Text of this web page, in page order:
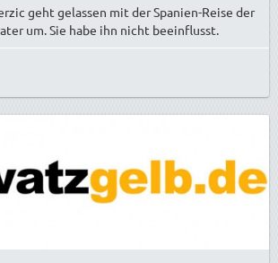
geht gelassen mit der Spanien-Reise der
um. Sie habe ihn nicht beeinflusst.